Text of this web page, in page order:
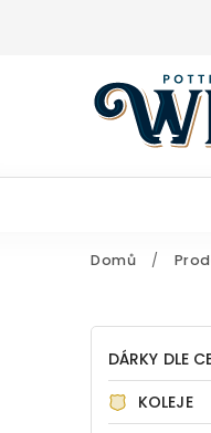
Domů /
DÁRKY DLE
KOLEJE